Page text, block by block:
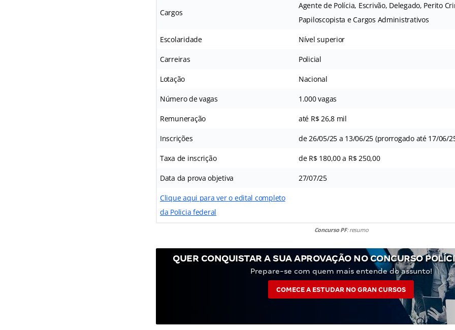
Cargos
Agente de Polícia, Escrivão, Delegado, Perito
Papiloscopista e Cargos Administrativos
Escolaridade Nível superior
Carreiras Policial
Lotação Nacional
Número de vagas 1.000 vagas
Remuneração até R$ 26,8 mil
Inscrições de 26/05/25 a 13/06/25 (prorrogado até 17/06/
Taxa de inscrição de R$ 180,00 a R$ 250,00
Data da prova objetiva 27/07/25
Clique aqui para ver o edital completo
da Policia federal
Concurso PF: resumo
QUER CONQUISTAR A SUA APROVAÇÃO NO CONCURSO
Prepare-se com quem mais entende do assunto!
COMECE A ESTUDAR NO GRAN CURSOS